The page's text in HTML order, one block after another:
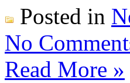
Posted in
No
Read More »